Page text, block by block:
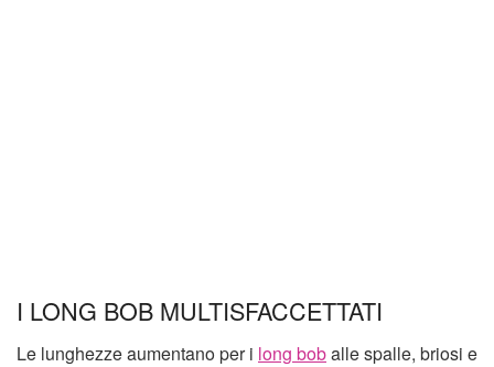
I LONG BOB MULTISFACCETTATI
Le lunghezze aumentano per i long boballe spalle, briosi e